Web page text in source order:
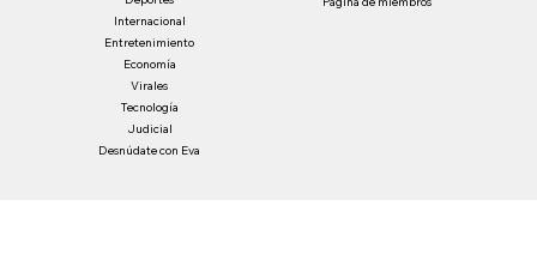
Internacional
Entretenimiento
Economía
Virales
Tecnología
Judicial
Desnúdate con Eva